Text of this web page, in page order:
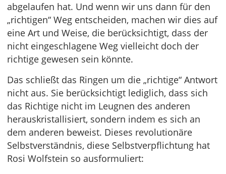
abgelaufen hat. Und wenn wir uns dann für den
„richtigen“ Weg entscheiden, machen wir dies auf
eine Art und Weise, die berücksichtigt, dass der
nicht eingeschlagene Weg vielleicht doch der
richtige gewesen sein könnte.
Das schließt das Ringen um die „richtige“ Antwort
nicht aus. Sie berücksichtigt lediglich, dass sich
das Richtige nicht im Leugnen des anderen
herauskristallisiert, sondern indem es sich an
dem anderen beweist. Dieses revolutionäre
Selbstverständnis, diese Selbstverpflichtung hat
Rosi Wolfstein so ausformuliert: